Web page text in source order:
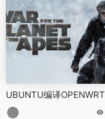
UBUNTU编译OPENWRT